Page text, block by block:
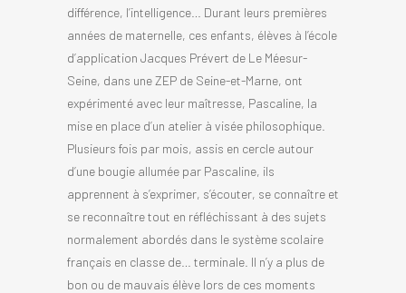
différence, l’intelligence… Durant leurs premières
années de maternelle, ces enfants, élèves à l’école
d’application Jacques Prévert de Le Méesur-
Seine, dans une ZEP de Seine-et-Marne, ont
expérimenté avec leur maîtresse, Pascaline, la
mise en place d’un atelier à visée philosophique.
Plusieurs fois par mois, assis en cercle autour
d’une bougie allumée par Pascaline, ils
apprennent à s’exprimer, s’écouter, se connaître et
se reconnaître tout en réfléchissant à des sujets
normalement abordés dans le système scolaire
français en classe de… terminale. Il n’y a plus de
bon ou de mauvais élève lors de ces moments